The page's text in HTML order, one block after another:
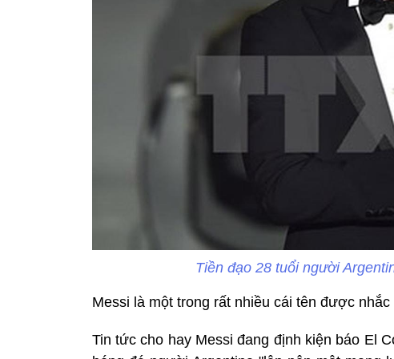
Tiền đạo 28 tuổi người
Messi là một trong rất nhiều cái tên được
Tin tức cho hay Messi đang định kiện báo El